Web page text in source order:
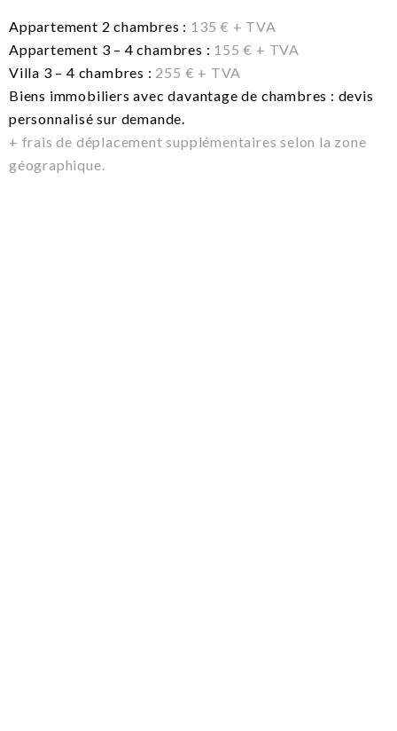
Appartement 2 chambres : 135 € + TVA
Appartement 3 – 4 chambres : 155 € + TVA
Villa 3 – 4 chambres : 255 € + TVA
Biens immobiliers avec davantage de chambres : devis
personnalisé sur demande.
+ frais de déplacement supplémentaires selon la zone
géographique.